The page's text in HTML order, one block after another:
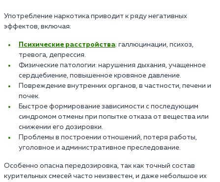
Употребление наркотика приводит к ряду негативных
эффектов, включая:
Психические расстройства: галлюцинации, психоз,
тревога, депрессия.
Физические патологии: нарушения дыхания, учащенное
сердцебиение, повышенное кровяное давление.
Повреждение внутренних органов, в частности, печени и
почек.
Быстрое формирование зависимости с последующим
синдромом отмены при попытке отказа от вещества или
снижении его дозировки.
Проблемы в построении отношений, потеря работы,
уголовное и административное преследование.
Особенно опасна передозировка, так как точный состав
курительных смесей часто неизвестен, и даже небольшое их